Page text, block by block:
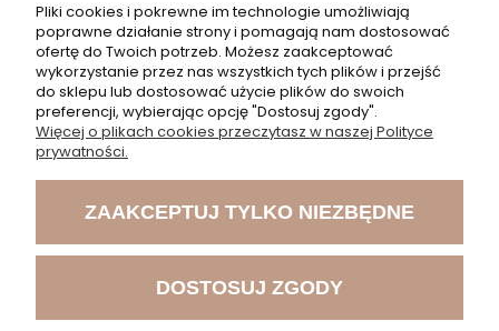
+48 797 553 801
+48 504 550 107
akademia@medicalsport.pl
Pliki cookies i pokrewne im technologie umożliwiają
poprawne działanie strony i pomagają nam dostosować
ofertę do Twoich potrzeb. Możesz zaakceptować
wykorzystanie przez nas wszystkich tych plików i przejść
do sklepu lub dostosować użycie plików do swoich
preferencji, wybierając opcję "Dostosuj zgody".
Więcej o plikach cookies przeczytasz w naszej Polityce
prywatności.
ZAAKCEPTUJ TYLKO NIEZBĘDNE
DOSTOSUJ ZGODY